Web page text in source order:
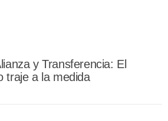
y Transferencia: El
traje a la medida